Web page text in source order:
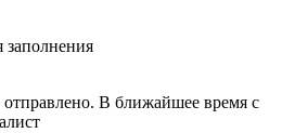
заполнения
В ближайшее время с